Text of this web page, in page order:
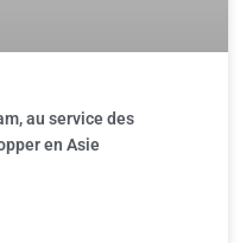
au service des
en Asie